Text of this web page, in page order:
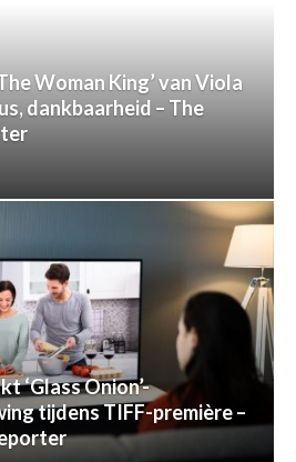
Woman King’ van Viola
dankbaarheid – The
‘Glass Onion’-
tijdens TIFF-première –